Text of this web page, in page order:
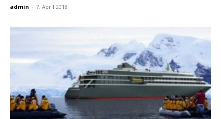
admin - 7. April 2018